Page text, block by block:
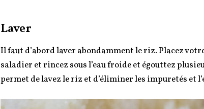
Laver
Il faut d’abord laver abondamment le riz. Placez
saladier et rincez sous l’eau froide et égouttez
permet de lavez le riz et d’éliminer les impuretés et